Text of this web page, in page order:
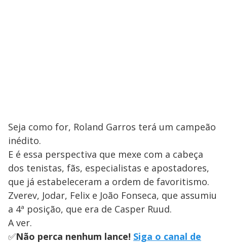
Seja como for, Roland Garros terá um campeão
inédito.
E é essa perspectiva que mexe com a cabeça
dos tenistas, fãs, especialistas e apostadores,
que já estabeleceram a ordem de favoritismo.
Zverev, Jodar, Felix e João Fonseca, que assumiu
a 4ª posição, que era de Casper Ruud.
A ver.
✅Não perca nenhum lance! Siga o canal de